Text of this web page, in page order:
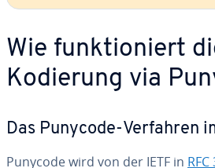
Wie funk­tio­niert
Kodierung via
Das Punycode-Verfahren
Punycode wird von der IETF in